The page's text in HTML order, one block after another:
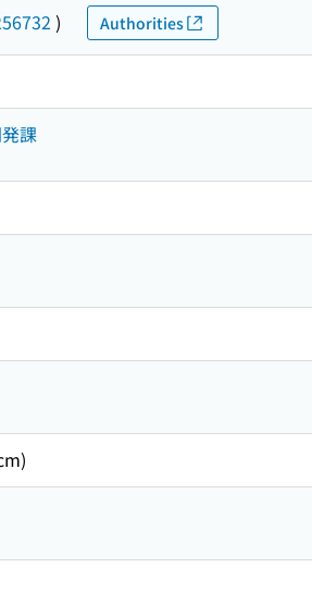
) Authorities
課